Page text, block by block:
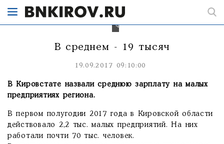
32
человека.
В среднем - 19 тысяч
19.09.2017 09:10:00
В Кировстате назвали среднюю зарплату на малых
предприятиях региона.
В первом полугодии 2017 года в Кировской области
действовало 2,2 тыс. малых предприятий. На них
работали почти 70 тыс. человек.